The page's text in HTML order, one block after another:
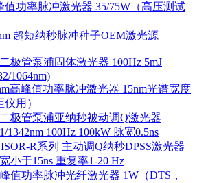
值功率脉冲激光器 35/75W（高压测试
超短纳秒脉冲种子OEM激光源
极管泵浦固体激光器 100Hz 5mJ
1064nm)
高峰值功率脉冲激光器 15nm光谱宽度
仪用）
极管泵浦亚纳秒被动调Q激光器
1342nm 100Hz 100kW 脉宽0.5ns
R系列 主动调Q纳秒DPSS激光器
小于15ns 重复率1-20 Hz
值功率脉冲光纤激光器 1W（DTS，